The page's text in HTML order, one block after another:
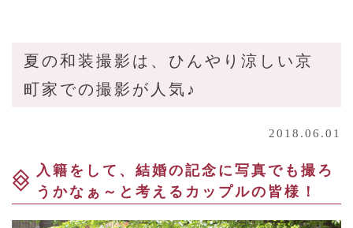
夏の和装撮影は、ひんやり涼しい京
町家での撮影が人気♪
2018.06.01
入籍をして、結婚の記念に写真でも撮ろ
うかなぁ～と考えるカップルの皆様！